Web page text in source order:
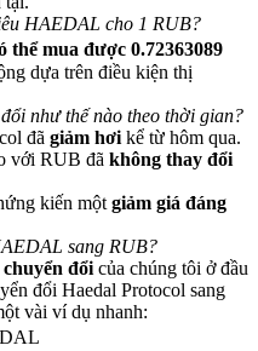
25000 USDT prize pool!
HAEDAL cho 1 RUB?
thể mua được 0.72363089
dựa trên điều kiện thị
như thế nào theo thời gian?
đã giảm hơi kể từ hôm qua.
với RUB đã không thay đổi
kiến một giảm giá đáng
sang RUB?
đổi của chúng tôi ở đầu
đổi Haedal Protocol sang
vài ví dụ nhanh: